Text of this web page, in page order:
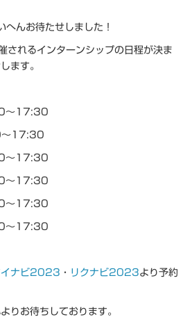
んお待たせしました！
れるインターンシップの日程が決ま
ます。
～17:30
17:30
～17:30
～17:30
～17:30
～17:30
イナビ2023 ・ リクナビ2023より予約
りお待ちしております。